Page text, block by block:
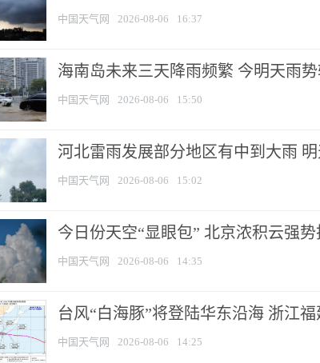
中国天气网 2026-08-06 16:37
海南岛未来三天降雨频繁 今明天雨
中国天气网 2026-08-06 15:50
河北雷雨发展部分地区有中到大雨
中国天气网 2026-08-06 15:02
今日份天空“显眼包” 北京浓积云强
中国天气网 2026-08-06 14:35
台风“白海豚”将登陆华东沿海 浙江
中国天气网 2026-08-06 14:25